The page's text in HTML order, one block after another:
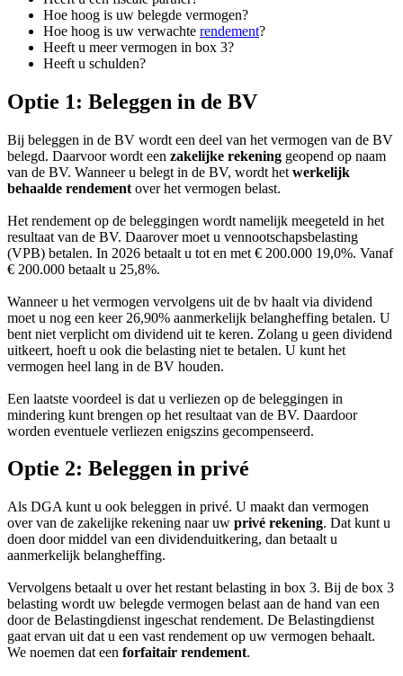
Hoe hoog is uw belegde vermogen?
Hoe hoog is uw verwachte rendement?
Heeft u meer vermogen in box 3?
Heeft u schulden?
Optie 1: Beleggen in de BV
Bij beleggen in de BV wordt een deel van het vermogen van de BV
belegd. Daarvoor wordt een zakelijke rekening geopend op naam
van de BV. Wanneer u belegt in de BV, wordt het werkelijk
behaalde rendement over het vermogen belast.
Het rendement op de beleggingen wordt namelijk meegeteld in het
resultaat van de BV. Daarover moet u vennootschapsbelasting
(VPB) betalen. In 2026 betaalt u tot en met € 200.000 19,0%. Vanaf
€ 200.000 betaalt u 25,8%.
Wanneer u het vermogen vervolgens uit de bv haalt via dividend
moet u nog een keer 26,90% aanmerkelijk belangheffing betalen. U
bent niet verplicht om dividend uit te keren. Zolang u geen dividend
uitkeert, hoeft u ook die belasting niet te betalen. U kunt het
vermogen heel lang in de BV houden.
Een laatste voordeel is dat u verliezen op de beleggingen in
mindering kunt brengen op het resultaat van de BV. Daardoor
worden eventuele verliezen enigszins gecompenseerd.
Optie 2: Beleggen in privé
Als DGA kunt u ook beleggen in privé. U maakt dan vermogen
over van de zakelijke rekening naar uw privé rekening. Dat kunt u
doen door middel van een dividenduitkering, dan betaalt u
aanmerkelijk belangheffing.
Vervolgens betaalt u over het restant belasting in box 3. Bij de box 3
belasting wordt uw belegde vermogen belast aan de hand van een
door de Belastingdienst ingeschat rendement. De Belastingdienst
gaat ervan uit dat u een vast rendement op uw vermogen behaalt.
We noemen dat een forfaitair rendement.